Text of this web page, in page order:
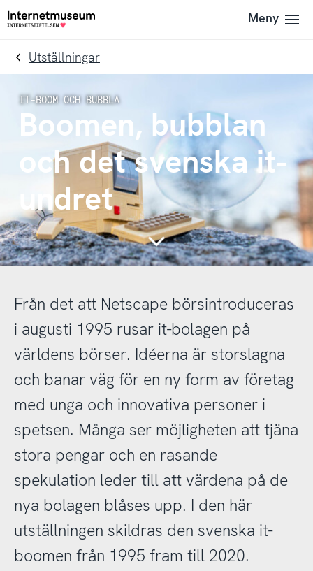
To
navigation
Till
innehållet
Till
Meny
Utställningar
Boomen, bubblan
och det svenska it-
undret
Continue
Från det att Netscape börsintroduceras
i augusti 1995 rusar it-bolagen på
världens börser. Idéerna är storslagna
och banar väg för en ny form av företag
med unga och innovativa personer i
spetsen. Många ser möjligheten att tjäna
stora pengar och en rasande
spekulation leder till att värdena på de
nya bolagen blåses upp. I den här
utställningen skildras den svenska it-
boomen från 1995 fram till 2020.